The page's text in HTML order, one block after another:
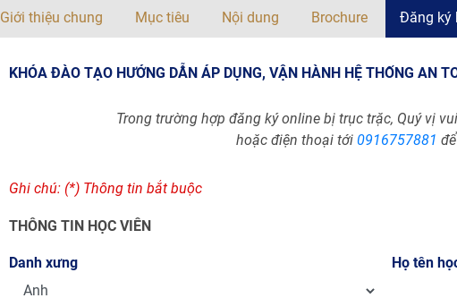
Giới thiệu chung Mục tiêu Nội dung Brochure Đăng ký
KHÓA ĐÀO TẠO HƯỚNG DẪN ÁP DỤNG, VẬN HÀNH HỆ THỐNG AN
Trong trường hợp đăng ký online bị trục trặc, Quý vị
hoặc điện thoại tới 0916757881
Ghi chú: (*) Thông tin bắt buộc
THÔNG TIN HỌC VIÊN
Danh xưng Họ tên